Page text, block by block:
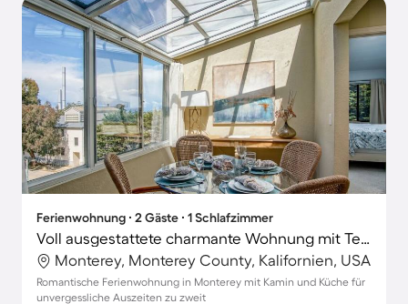
Ferienwohnung ∙ 2 Gäste ∙ 1 Schlafzimmer
Voll ausgestattete charmante Wohnung mit Terrasse und Grill | Neben dem Strand
Monterey, Monterey County, Kalifornien, USA
Romantische Ferienwohnung in Monterey mit Kamin und Küche für
unvergessliche Auszeiten zu zweit